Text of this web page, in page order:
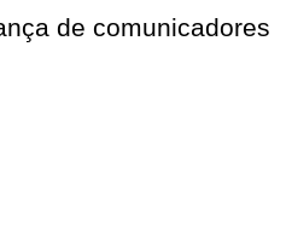
de comunicadores